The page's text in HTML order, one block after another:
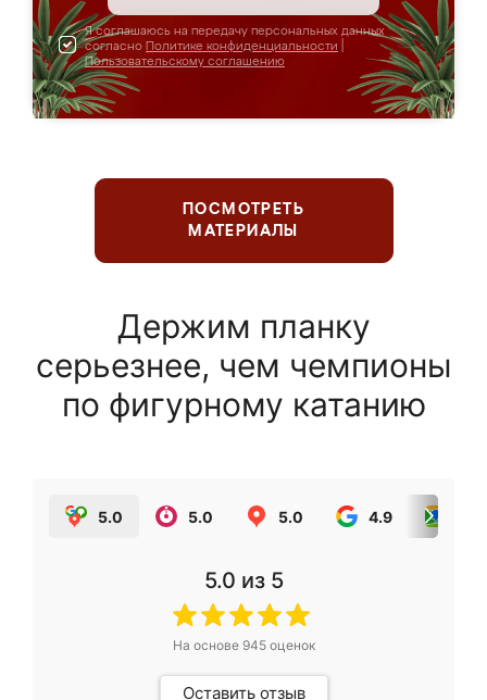
Я соглашаюсь на передачу персональных данных
согласно Политике конфиденциальности
Пользовательскому соглашению
ПОСМОТРЕТЬ
МАТЕРИАЛЫ
Держим планку
серьезнее, чем чемпионы
по фигурному катанию
5.0 5.0 5.0 4.9
5.0 из 5
На основе 945оценок
Оставить отзыв